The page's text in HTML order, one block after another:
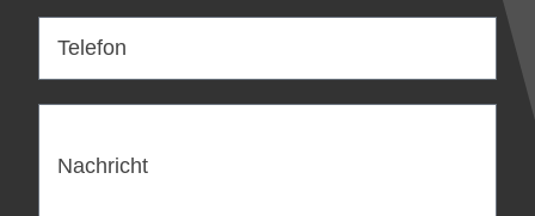
Telefon
Nachricht